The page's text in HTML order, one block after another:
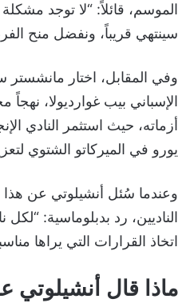
الموسم، قائلاً: “لا توجد
سينتهي قريباً، ونفضل منح
وفي المقابل، اختار مانشستر
الإسباني بيب غوارديولا، نهجاً
يورو في الميركاتو الشتوي
وعندما سُئل أنشيلوتي عن هذا
الناديين، رد بدبلوماسية:
اتخاذ القرارات التي يراها
ماذا قال أنشيلوتي